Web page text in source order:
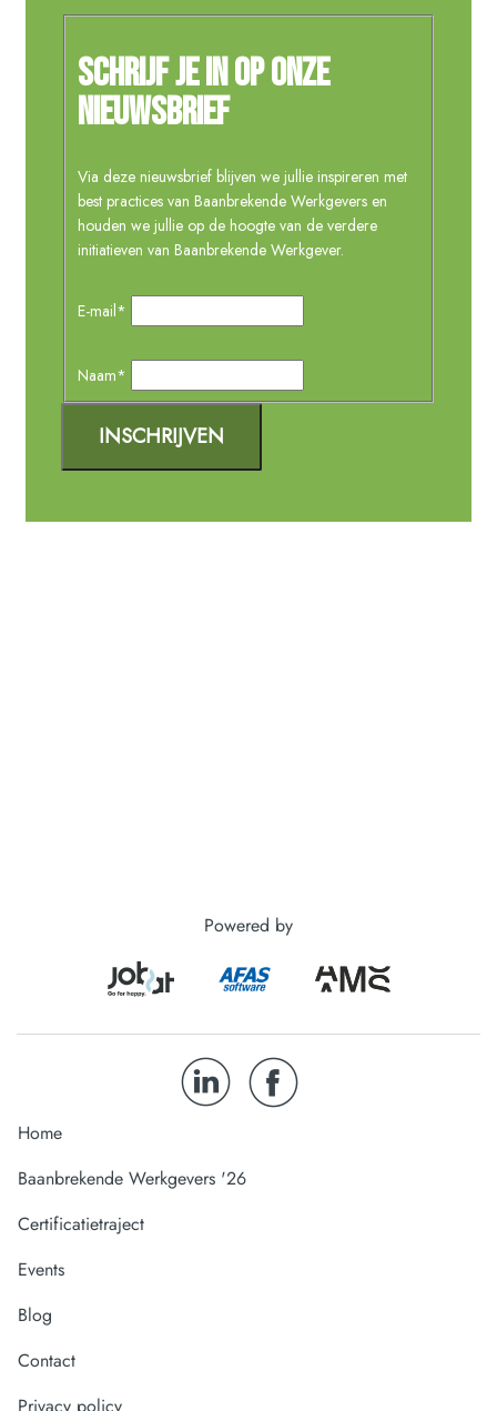
Powered by
Home
Baanbrekende Werkgevers '26
Certificatietraject
Events
Blog
Contact